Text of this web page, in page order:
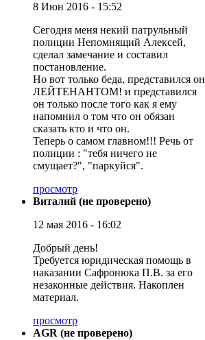
8 Июн 2016 - 15:52
Сегодня меня некий патрульный
полиции Непомнящий Алексей,
сделал замечание и составил
постановление.
Но вот только беда, представился он
ЛЕЙТЕНАНТОМ! и представился
он только после того как я ему
напомнил о том что он обязан
сказать кто и что он.
Теперь о самом главном!!! Речь от
полиции : "тебя ничего не
смущает?", "паркуйся".
просмотр
Виталий (не проверено)
12 мая 2016 - 16:02
Добрый день!
Требуется юридическая помощь в
наказании Сафронюка П.В. за его
незаконные действия. Накоплен
материал.
просмотр
AGR (не проверено)